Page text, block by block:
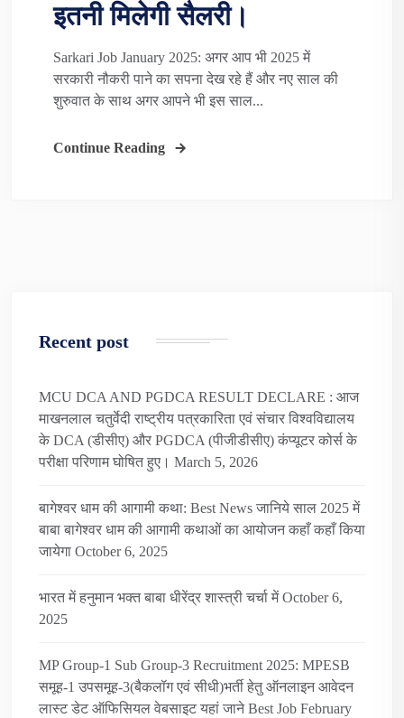
इतनी मिलेगी सैलरी।
Sarkari Job January 2025: अगर आप भी 2025 में
सरकारी नौकरी पाने का सपना देख रहे हैं और नए साल की
शुरुवात के साथ अगर आपने भी इस साल...
Continue Reading
Recent post
MCU DCA AND PGDCA RESULT DECLARE : आज
माखनलाल चतुर्वेदी राष्ट्रीय पत्रकारिता एवं संचार विश्वविद्यालय
के DCA (डीसीए) और PGDCA (पीजीडीसीए) कंप्यूटर कोर्स के
परीक्षा परिणाम घोषित हुए। March 5, 2026
बागेश्वर धाम की आगामी कथा: Best News जानिये साल 2025 में
बाबा बागेश्वर धाम की आगामी कथाओं का आयोजन कहाँ कहाँ किया
जायेगा October 6, 2025
भारत में हनुमान भक्त बाबा धीरेंद्र शास्त्री चर्चा में October 6,
2025
MP Group-1 Sub Group-3 Recruitment 2025: MPESB
समूह-1 उपसमूह-3(बैकलॉग एवं सीधी)भर्ती हेतु ऑनलाइन आवेदन
लास्ट डेट ऑफिसियल वेबसाइट यहां जाने Best Job February